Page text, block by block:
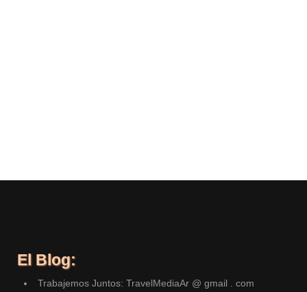
El Blog:
Trabajemos Juntos: TravelMediaAr @ gmail . com